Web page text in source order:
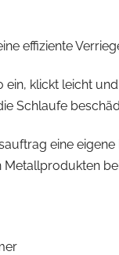
effiziente
klickt leicht
Schlaufe
eine